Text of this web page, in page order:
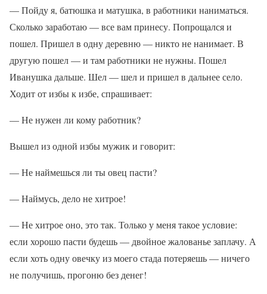
— Пойду я, батюшка и матушка, в работники наниматься.
Сколько заработаю — все вам принесу. Попрощался и
пошел. Пришел в одну деревню — никто не нанимает. В
другую пошел — и там работники не нужны. Пошел
Иванушка дальше. Шел — шел и пришел в дальнее село.
Ходит от избы к избе, спрашивает:
— Не нужен ли кому работник?
Вышел из одной избы мужик и говорит:
— Не наймешься ли ты овец пасти?
— Наймусь, дело не хитрое!
— Не хитрое оно, это так. Только у меня такое условие:
если хорошо пасти будешь — двойное жалованье заплачу. А
если хоть одну овечку из моего стада потеряешь — ничего
не получишь, прогоню без денег!